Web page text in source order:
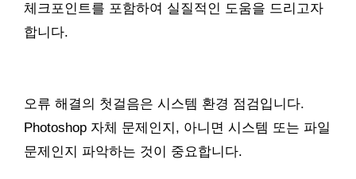
체크포인트를 포함하여 실질적인 도움을 드리고자
합니다.
오류 해결의 첫걸음은 시스템 환경 점검입니다.
Photoshop 자체 문제인지, 아니면 시스템 또는 파일
문제인지 파악하는 것이 중요합니다.